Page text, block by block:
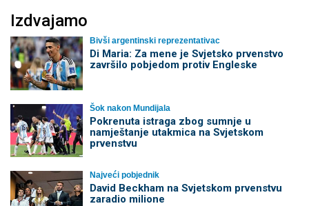
Izdvajamo
Bivši argentinski reprezentativac
Di Maria: Za mene je Svjetsko prvenstvo
završilo pobjedom protiv Engleske
Šok nakon Mundijala
Pokrenuta istraga zbog sumnje u
namještanje utakmica na Svjetskom
prvenstvu
Najveći pobjednik
David Beckham na Svjetskom prvenstvu
zaradio milione